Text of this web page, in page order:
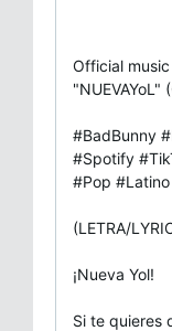
Official
"NUEVAYoL"
#BadBunny
#Spotify
#Pop #Latino
(LETRA/
¡Nueva Yol!
Si te quieres